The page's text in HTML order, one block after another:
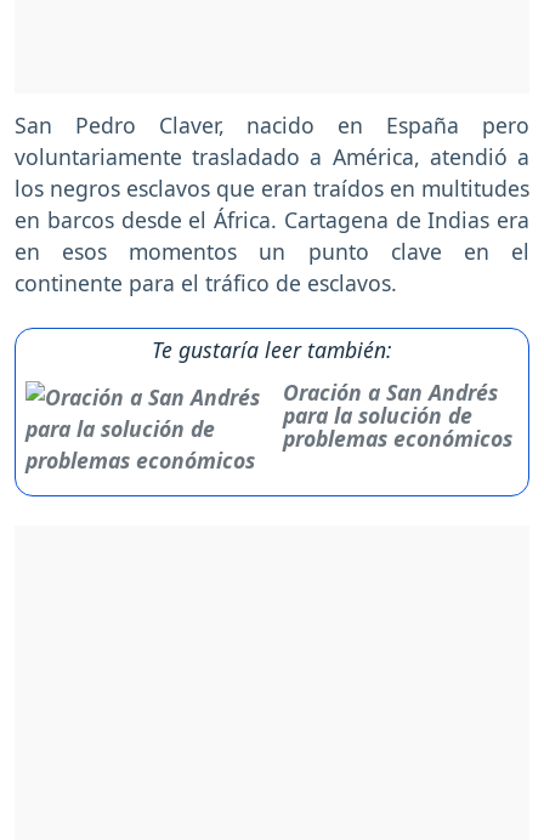
San Pedro Claver, nacido en España pero
voluntariamente trasladado a América, atendió a
los negros esclavos que eran traídos en multitudes
en barcos desde el África. Cartagena de Indias era
en esos momentos un punto clave en el
continente para el tráfico de esclavos.
Te gustaría leer también:
Oración a San Andrés
para la solución de
problemas económicos